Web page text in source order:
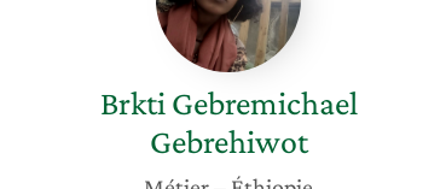
Brkti Gebremichael
Gebrehiwot